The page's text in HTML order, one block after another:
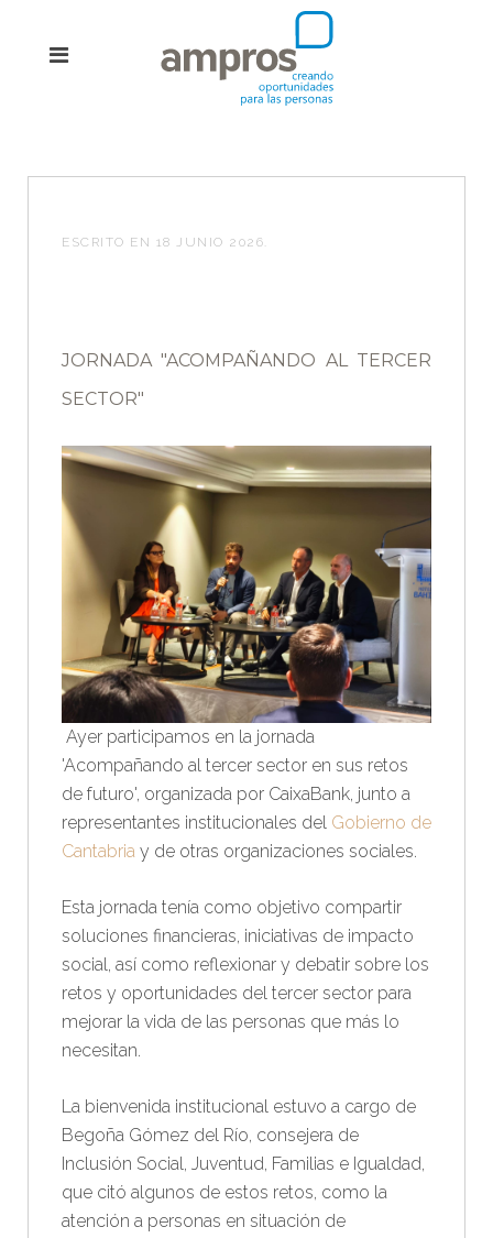
ESCRITO EN 18 JUNIO 2026
JORNADA "ACOMPAÑANDO AL TERCER
SECTOR"
Ayer participamos en la jornada
'Acompañando al tercer sector en sus retos
de futuro', organizada por CaixaBank, junto a
representantes institucionales del Gobierno de
Cantabria y de otras organizaciones sociales.
Esta jornada tenía como objetivo compartir
soluciones financieras, iniciativas de impacto
social, así como reflexionar y debatir sobre los
retos y oportunidades del tercer sector para
mejorar la vida de las personas que más lo
necesitan.
La bienvenida institucional estuvo a cargo de
Begoña Gómez del Río, consejera de
Inclusión Social, Juventud, Familias e Igualdad,
que citó algunos de estos retos, como la
atención a personas en situación de